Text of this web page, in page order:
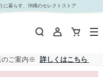
暮らす、沖縄のセレクトストア
のご案内※ 詳しくはこちら